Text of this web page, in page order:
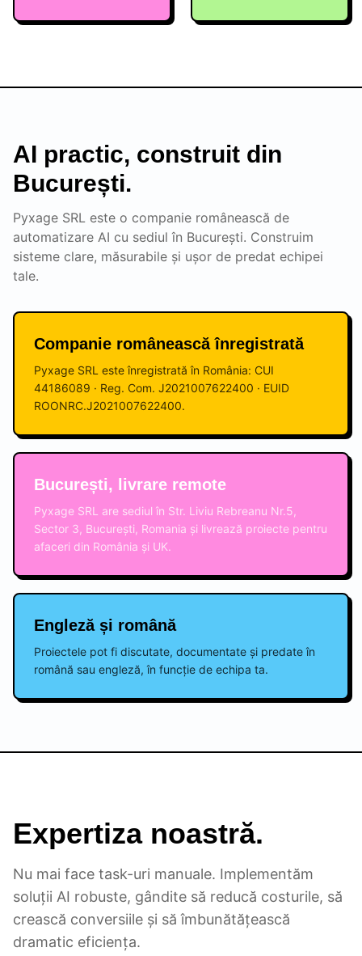
AI practic, construit din
București.
Pyxage SRL este o companie românească de
automatizare AI cu sediul în București. Construim
sisteme clare, măsurabile și ușor de predat echipei
tale.
Companie românească înregistrată
Pyxage SRL este înregistrată în România: CUI
44186089 · Reg. Com. J2021007622400 · EUID
ROONRC.J2021007622400.
București, livrare remote
Pyxage SRL are sediul în Str. Liviu Rebreanu Nr.5,
Sector 3, București, Romania și livrează proiecte pentru
afaceri din România și UK.
Engleză și română
Proiectele pot fi discutate, documentate și predate în
română sau engleză, în funcție de echipa ta.
Expertiza noastră.
Nu mai face task-uri manuale. Implementăm
soluții AI robuste, gândite să reducă costurile, să
crească conversiile și să îmbunătățească
dramatic eficiența.